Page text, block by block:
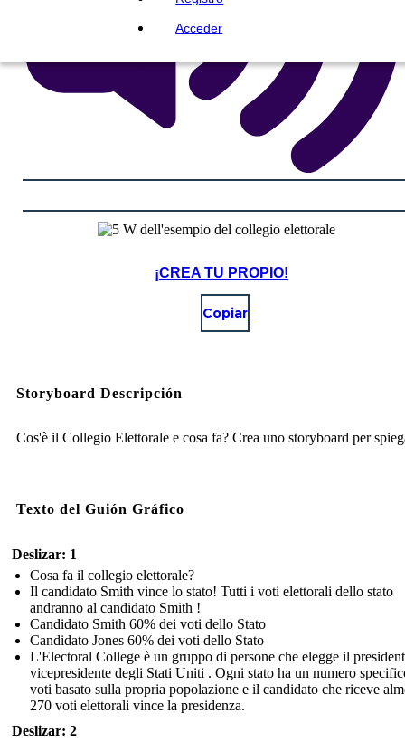
Acceder
¡CREA TU PROPIO!
Copiar
Storyboard Descripción
Cos'è il Collegio Elettorale e cosa fa? Crea uno storyboard per
Texto del Guión Gráfico
Deslizar: 1
Cosa fa il collegio elettorale?
Il candidato Smith vince lo stato! Tutti i voti elettorali dello stato
andranno al candidato Smith !
Candidato Smith 60% dei voti dello Stato
Candidato Jones 60% dei voti dello Stato
L'Electoral College è un gruppo di persone che elegge il
vicepresidente degli Stati Uniti . Ogni stato ha un numero
voti basato sulla propria popolazione e il candidato che riceve
270 voti elettorali vince la presidenza.
Deslizar: 2